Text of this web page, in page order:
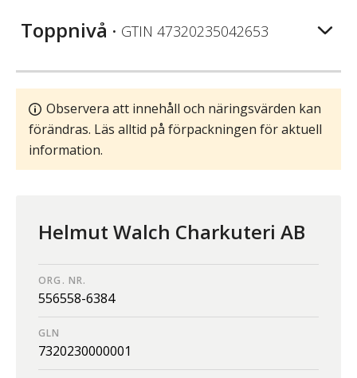
Toppnivå • GTIN 47320235042653
Observera att innehåll och näringsvärden kan
förändras. Läs alltid på förpackningen för aktuell
information.
Helmut Walch Charkuteri AB
ORG. NR.
556558-6384
GLN
7320230000001